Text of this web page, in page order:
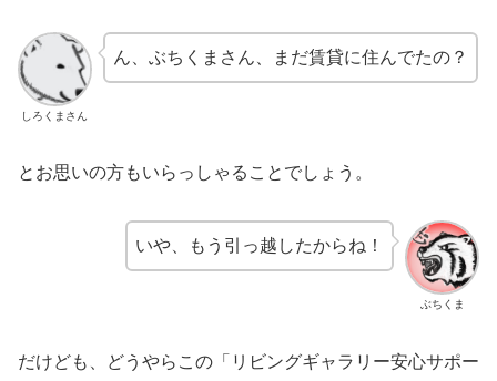
しろくまさん
ん、ぶちくまさん、まだ賃貸に住んでたの？
とお思いの方もいらっしゃることでしょう。
ぶちくま
いや、もう引っ越したからね！
だけども、どうやらこの「リビングギャラリー安心サポー